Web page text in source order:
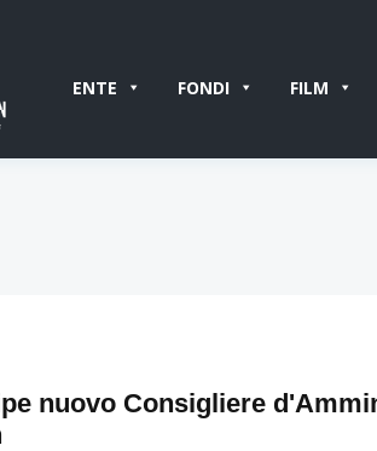
ENTE FONDI FILM
nuovo Consigliere